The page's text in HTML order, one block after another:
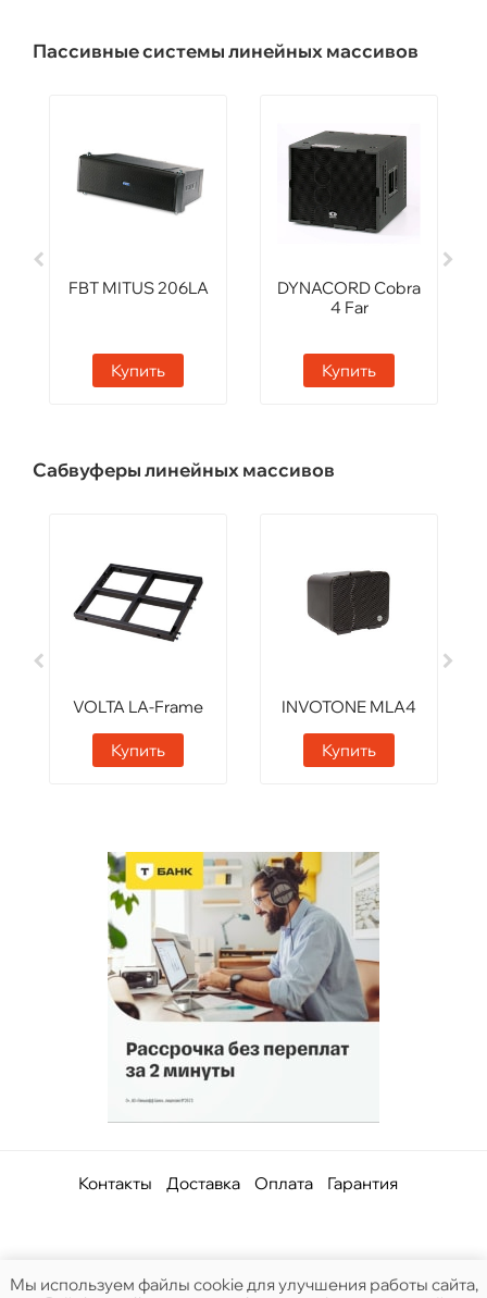
Пассивные системы линейных массивов
FBT MITUS 206LA
Купить
DYNACORD Cobra
4 Far
Купить
Сабвуферы линейных массивов
VOLTA LA-Frame
Купить
INVOTONE MLA4
Купить
Контакты Доставка Оплата Гарантия
Мы используем файлы cookie для улучшения работы сайта,